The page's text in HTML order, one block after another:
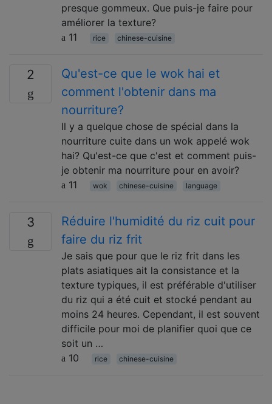
presque gommeux. Que puis-je faire pour
améliorer la texture?
11
rice chinese-cuisine
2
Qu'est-ce que le wok hai et
comment l'obtenir dans ma
nourriture?
Il y a quelque chose de spécial dans la
nourriture cuite dans un wok appelé wok
hai? Qu'est-ce que c'est et comment puis-
je obtenir ma nourriture pour en avoir?
11
wok chinese-cuisine language
3
Réduire l'humidité du riz cuit pour
faire du riz frit
Je sais que pour que le riz frit dans les
plats asiatiques ait la consistance et la
texture typiques, il est préférable d'utiliser
du riz qui a été cuit et stocké pendant au
moins 24 heures. Cependant, il est souvent
difficile pour moi de planifier quoi que ce
soit un …
10
rice chinese-cuisine